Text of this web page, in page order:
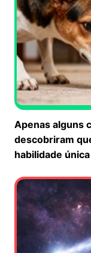
Apenas alguns
descobriram
habilidade única